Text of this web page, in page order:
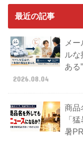
最近の記事
メ
ルな
ある
2026.08.04
商品
「
暑